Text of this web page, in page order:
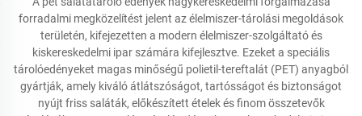
forradalmi megközelítést jelent az élelmiszer-tárolási megoldások
területén, kifejezetten a modern élelmiszer-szolgáltató és
kiskereskedelmi ipar számára kifejlesztve. Ezeket a speciális
tárolóedényeket magas minőségű polietil-tereftalát (PET) anyagból
gyártják, amely kiváló átlátszóságot, tartósságot és biztonságot
nyújt friss saláták, előkészített ételek és finom összetevők